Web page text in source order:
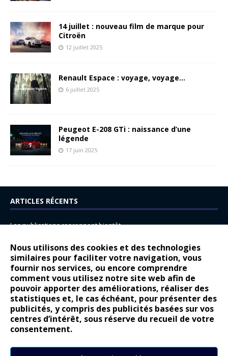
Nous utilisons des cookies et des technologies
similaires pour faciliter votre navigation, vous
fournir nos services, ou encore comprendre
comment vous utilisez notre site web afin de
pouvoir apporter des améliorations, réaliser des
statistiques et, le cas échéant, pour présenter des
publicités, y compris des publicités basées sur vos
centres d’intérêt, sous réserve du recueil de votre
consentement.
14 juillet : nouveau film de marque pour
Citroën
12 juillet 2025
Renault Espace : voyage, voyage…
6 juillet 2025
Peugeot E-208 GTi : naissance d’une
légende
17 juin 2025
ARTICLES RÉCENTS
Les publications reprennent bientôt…
14 juillet : nouveau film de marque pour Citroën
Renault Espace : voyage, voyage…
Peugeot E-208 GTi : naissance d’une légende
COMMENTAIRES RÉCENTS
Bernard Dardartdans
Gilly